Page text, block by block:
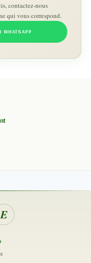
contactez-nous
qui vous correspond.
WHATSAPP
E